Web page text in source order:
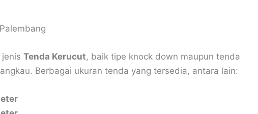
Tenda Kerucut, baik tipe knock down maupun tenda
Berbagai ukuran tenda yang tersedia, antara lain: